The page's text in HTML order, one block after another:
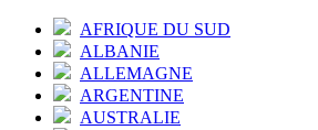
AFRIQUE DU SUD
ALBANIE
ALLEMAGNE
ARGENTINE
AUSTRALIE